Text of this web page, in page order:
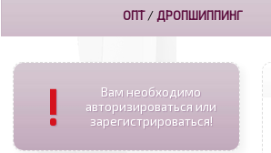
ОПТ/ ДРОПШИППИНГ
!
Вам необходимо
авторизироваться или
зарегистрироваться!